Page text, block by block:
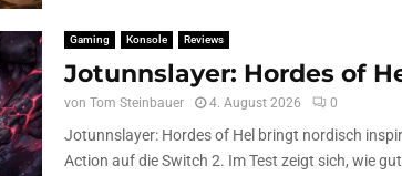
Gaming Konsole Reviews
Jotunnslayer: Hordes of
von Tom Steinbauer 4. August 2026 0
Jotunnslayer: Hordes of Hel bringt nordisch
Action auf die Switch 2. Im Test zeigt sich, wie